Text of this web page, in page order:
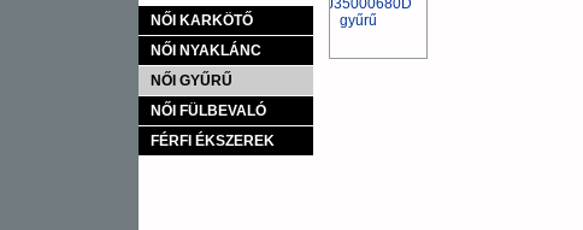
NŐI KARKÖTŐ
NŐI NYAKLÁNC
NŐI GYŰRŰ
NŐI FÜLBEVALÓ
FÉRFI ÉKSZEREK